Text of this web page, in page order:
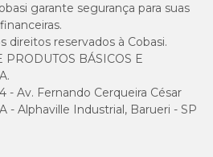
garante segurança para suas
direitos reservados à Cobasi.
BÁSICOS E
- Av. Fernando Cerqueira César
- Alphaville Industrial, Barueri - SP